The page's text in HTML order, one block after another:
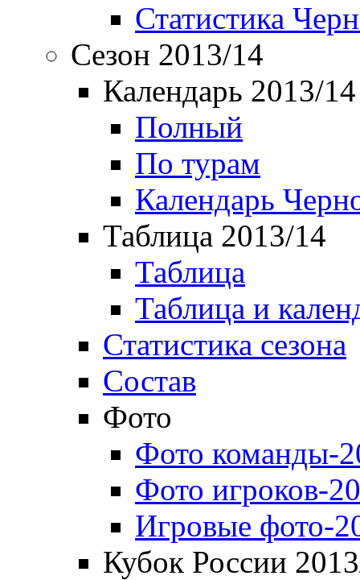
Статистика
Сезон 2013/14
Календарь 2013/14
Полный
По турам
Календарь
Таблица 2013/14
Таблица
Таблица и
Статистика сезона
Состав
Фото
Фото команды-
Фото игроков-
Игровые фото-
Кубок России